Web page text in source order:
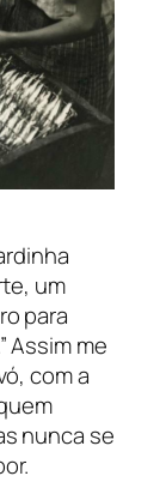
um
para
Assim me
com a
nunca se